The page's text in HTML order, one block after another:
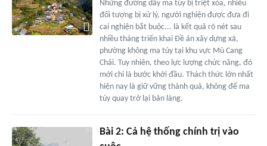
Những đường dây ma túy bị triệt xóa, nhiều
đối tượng bị xử lý, người nghiện được đưa đi
cai nghiện bắt buộc... là kết quả rõ nét sau
nhiều tháng triển khai Đề án xây dựng xã,
phường không ma túy tại khu vực Mù Cang
Chải. Tuy nhiên, theo lực lượng chức năng, đó
mới chỉ là bước khởi đầu. Thách thức lớn nhất
hiện nay là giữ vững thành quả, không để ma
túy quay trở lại bản làng.
Bài 2: Cả hệ thống chính trị vào